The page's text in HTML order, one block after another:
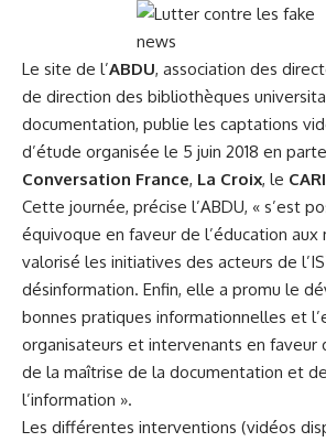
Le site de l’ABDU, association des
de direction des bibliothèques
documentation, publie les captations
d’étude organisée le 5 juin 2018 en
Conversation France, La Croix, le
Cette journée, précise l’ABDU, « s’est
équivoque en faveur de l’éducation aux
valorisé les initiatives des acteurs de
désinformation. Enfin, elle a promu le
bonnes pratiques informationnelles et
organisateurs et intervenants en faveur
de la maîtrise de la documentation et
l’information ».
Les différentes interventions (vidéos